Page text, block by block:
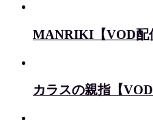
MANRIKI【VOD配
カラスの親指【VOD